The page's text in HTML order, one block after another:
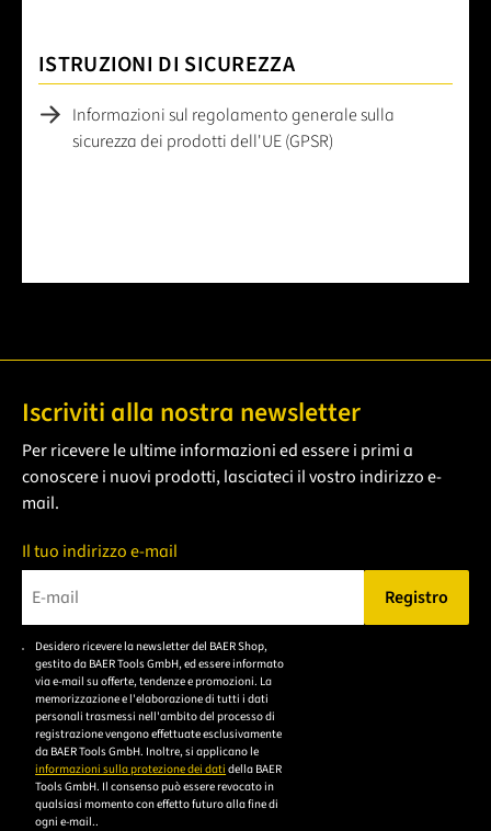
ISTRUZIONI DI SICUREZZA
Informazioni sul regolamento generale sulla
sicurezza dei prodotti dell'UE (GPSR)
Iscriviti alla nostra newsletter
Per ricevere le ultime informazioni ed essere i primi a
conoscere i nuovi prodotti, lasciateci il vostro indirizzo e-
mail.
Il tuo indirizzo e-mail
Bitte geben Sie eine gültige E-Mail-Adresse ein.
Registro
Desidero ricevere la newsletter del BAER Shop,
gestito da BAER Tools GmbH, ed essere informato
via e-mail su offerte, tendenze e promozioni. La
memorizzazione e l'elaborazione di tutti i dati
personali trasmessi nell'ambito del processo di
registrazione vengono effettuate esclusivamente
da BAER Tools GmbH. Inoltre, si applicano le
informazioni sulla protezione dei dati della BAER
Tools GmbH. Il consenso può essere revocato in
qualsiasi momento con effetto futuro alla fine di
ogni e-mail..